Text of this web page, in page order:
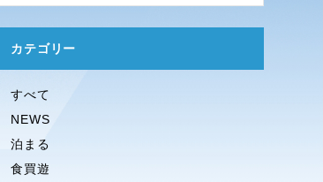
カテゴリー
すべて
NEWS
泊まる
食買遊